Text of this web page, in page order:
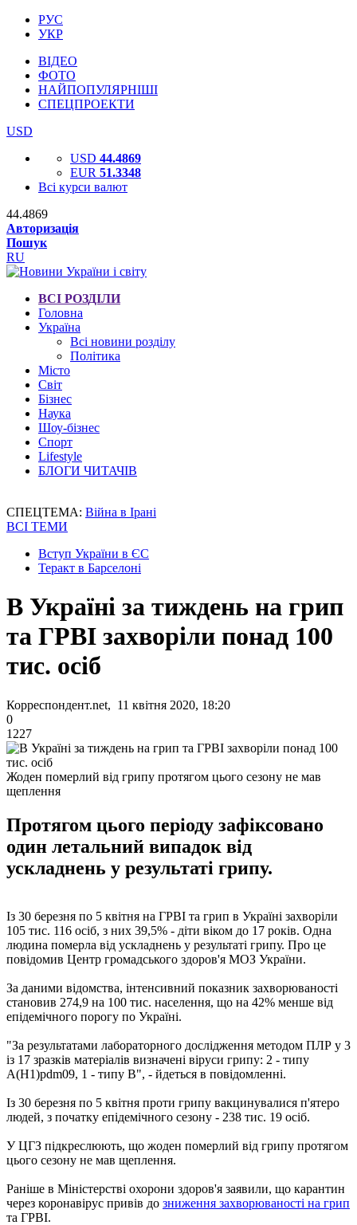
РУС
УКР
ВІДЕО
ФОТО
НАЙПОПУЛЯРНІШІ
СПЕЦПРОЕКТИ
USD
USD 44.4869
EUR 51.3348
Всі курси валют
44.4869
Авторизація
Пошук
RU
ВСІ РОЗДІЛИ
Головна
Україна
Всі новини розділу
Політика
Місто
Світ
Бізнес
Наука
Шоу-бізнес
Спорт
Lifestyle
БЛОГИ ЧИТАЧІВ
СПЕЦТЕМА: Війна в Ірані
ВСІ ТЕМИ
Вступ України в ЄС
Теракт в Барселоні
В Україні за тиждень на грип
та ГРВІ захворіли понад 100
тис. осіб
Корреспондент.net, 11 квітня 2020, 18:20
0
1227
Жоден померлий від грипу протягом цього сезону не мав
щеплення
Протягом цього періоду зафіксовано
один летальний випадок від
ускладнень у результаті грипу.
Із 30 березня по 5 квітня на ГРВІ та грип в Україні захворіли
105 тис. 116 осіб, з них 39,5% - діти віком до 17 років. Одна
людина померла від ускладнень у результаті грипу. Про це
повідомив Центр громадського здоров'я МОЗ України.
За даними відомства, інтенсивний показник захворюваності
становив 274,9 на 100 тис. населення, що на 42% менше від
епідемічного порогу по Україні.
"За результатами лабораторного дослідження методом ПЛР у 3
із 17 зразків матеріалів визначені віруси грипу: 2 - типу
А(Н1)pdm09, 1 - типу B", - йдеться в повідомленні.
Із 30 березня по 5 квітня проти грипу вакцинувалися п'ятеро
людей, з початку епідемічного сезону - 238 тис. 19 осіб.
У ЦГЗ підкреслюють, що жоден померлий від грипу протягом
цього сезону не мав щеплення.
Раніше в Міністерстві охорони здоров'я заявили, що карантин
через коронавірус привів до зниження захворюваності на грип
та ГРВІ.